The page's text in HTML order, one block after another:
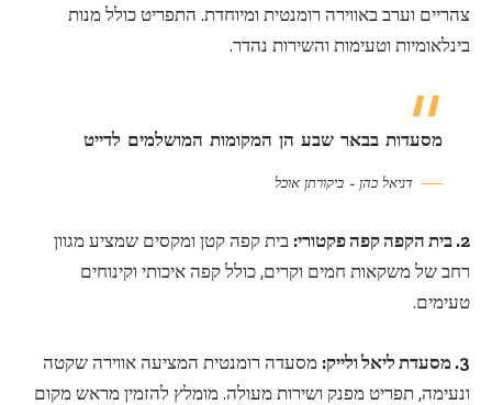
צהריים וערב באווירה רומנטית ומיוחדת. התפריט כולל מנות
בינלאומיות וטעימות והשירות נהדר.
מסעדות בבאר שבע הן המקומות המושלמים לדייט
דניאל כהן – ביקורתן אוכל
2. בית הקפה קפה פקטורי:
בית קפה קטן ומקסים שמציע מגוון
רחב של משקאות חמים וקרים, כולל קפה איכותי וקינוחים
טעימים.
3. מסעדת ליאל ולייק:
מסעדה רומנטית המציעה אווירה שקטה
ונעימה, תפריט מפנק ושירות מעולה. מומלץ להזמין מראש מקום